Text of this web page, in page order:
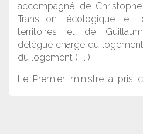
accompagné de
Transition écologique
territoires et de
délégué chargé du
du logement ( ... )
Le Premier ministre a pris